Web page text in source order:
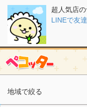
超人気店
LINEで友
地域で絞る